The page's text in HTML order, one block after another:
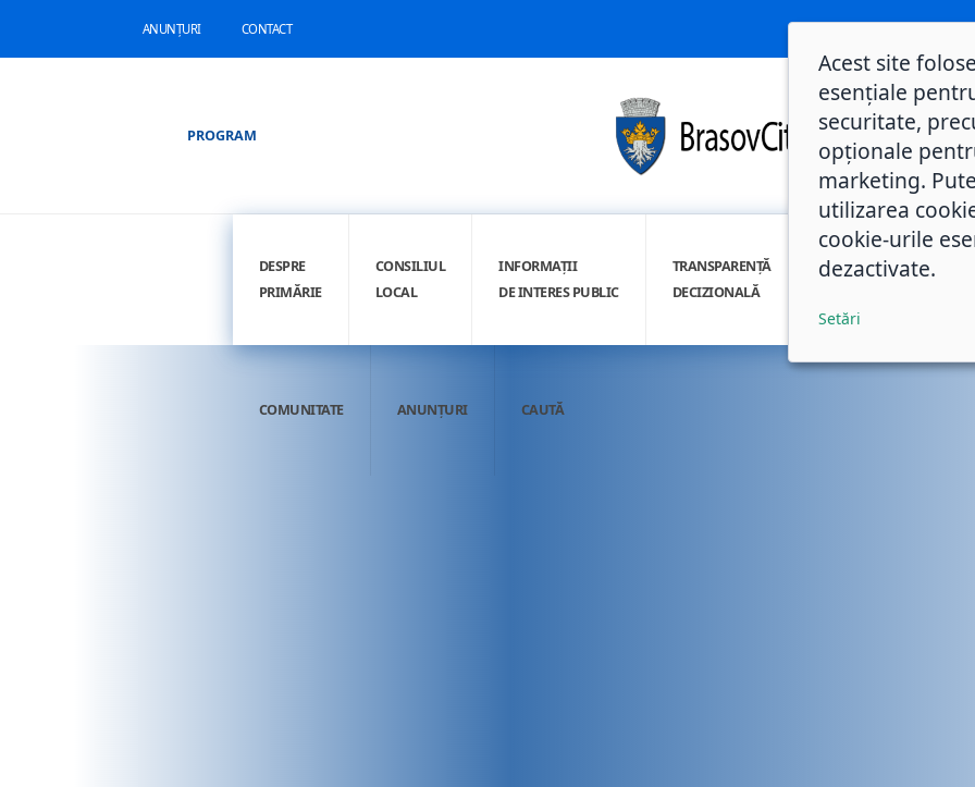
ANUNȚURI CONTACT
PROGRAM
DESPRE
PRIMĂRIE
CONSILIUL
LOCAL
INFORMAȚII
DE INTERES PUBLIC
TRANSPARENȚĂ
DECIZIONALĂ
INTEGRITATE
COMUNITATE ANUNȚURI CAUTĂ
Acest site
esențiale
securitate,
opționale
marketing.
utilizarea
cookie-urile
dezactivate.
Setări